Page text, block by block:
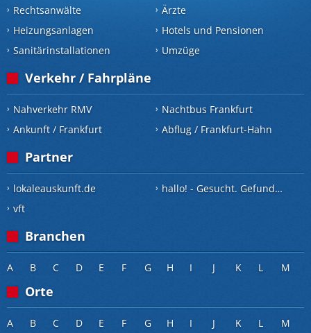
Rechtsanwälte Ärzte
Heizungsanlagen
Hotels und Pensionen
Sanitärinstallationen
Umzüge
Verkehr / Fahrpläne
Nahverkehr RMV Nachtbus Frankfurt
Ankunft / Frankfurt
Abflug / Frankfurt-Hahn
Partner
lokaleauskunft.de hallo! - Gesucht. Gefunden.
vft
Branchen
A B C D E F G H I J K L M
Orte
A B C D E F G H I J K L M